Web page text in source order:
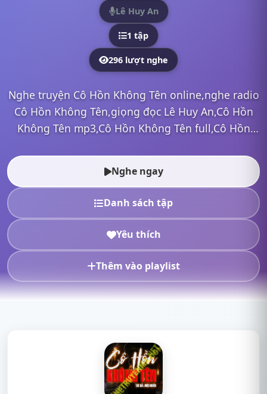
Lê Huy An
1 tập
296 lượt nghe
Nghe truyện Cô Hồn Không Tên online,nghe radio
Cô Hồn Không Tên,giọng đọc Lê Huy An,Cô Hồn
Không Tên mp3,Cô Hồn Không Tên full,Cô Hồn
Nghe ngay
Danh sách tập
Yêu thích
Thêm vào playlist